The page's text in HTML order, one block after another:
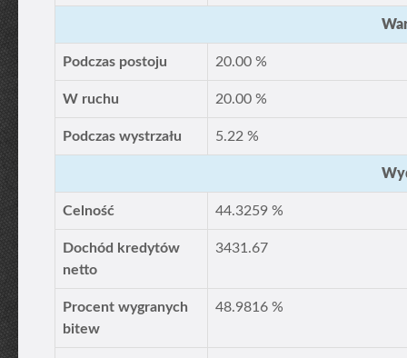
Podczas postoju 20.00 %
W ruchu 20.00 %
Podczas wystrzału 5.22 %
Celność 44.3259 %
Dochód kredytów
netto
3431.67
Procent wygranych
bitew
48.9816 %